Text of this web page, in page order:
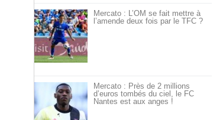
Mercato : L’OM se fait mettre à
l’amende deux fois par le TFC ?
Mercato : Près de 2 millions
d’euros tombés du ciel, le FC
Nantes est aux anges !